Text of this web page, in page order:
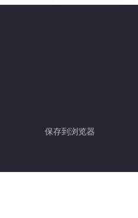
保存到浏览器